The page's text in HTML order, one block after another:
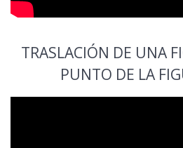
TRASLACIÓN DE UNA
PUNTO DE LA